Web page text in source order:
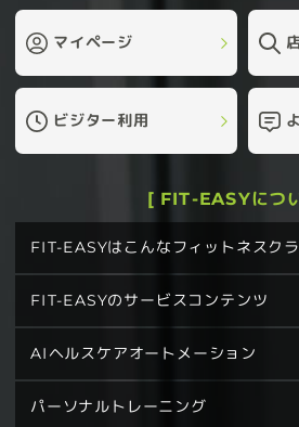
マイページ
ビジター利用
[ FIT-EASYにつ
FIT-EASYはこんなフィットネスク
FIT-EASYのサービスコンテンツ
AIヘルスケアオートメーション
パーソナルトレーニング